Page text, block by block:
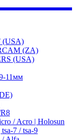
(USA)
(ZA)
(USA)
11мм
/ Acro | Holosun
7 / tsa-9